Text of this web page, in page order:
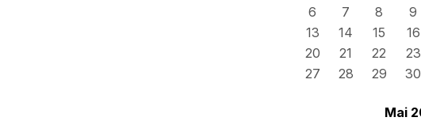
6
7 8 9
13
14 15 16
20
21 22 23
27
28 29 30
Mai